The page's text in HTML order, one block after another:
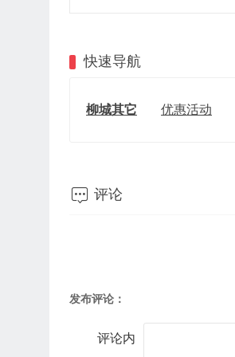
快速导航
柳城其它 优惠活动
 评论
发布评论：
评论内